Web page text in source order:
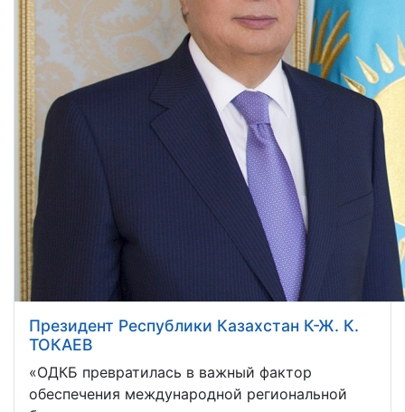
Президент Республики Казахстан К-Ж. К.
ТОКАЕВ
«ОДКБ превратилась в важный фактор
обеспечения международной региональной